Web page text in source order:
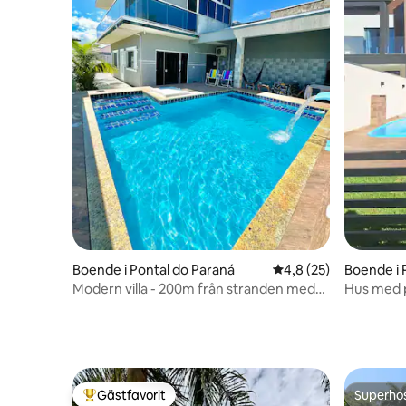
Boende i Pontal do Paraná 4,8 av 5 i
4,8 (25)
Modern villa - 200m från stranden med
Boende i
Hus med
Populär gästfavorit
Gästfavorit